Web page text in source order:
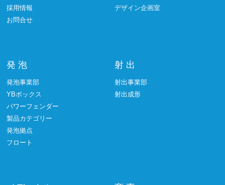
採用情報
お問合せ
デザイン企画室
発 泡
発泡事業部
YBボックス
パワーフェンダー
製品カテゴリー
発泡拠点
フロート
射 出
射出事業部
射出成形